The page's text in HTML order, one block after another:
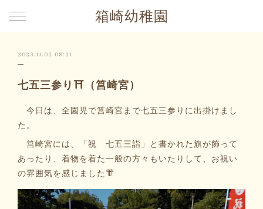
箱崎幼稚園
2023.11.02 08:21
七五三参り⛩（筥崎宮）
今日は、全園児で筥崎宮まで七五三参りに出掛けまし
た。
筥崎宮には、「祝 七五三詣」と書かれた旗が飾って
あったり、着物を着た一般の方々もいたりして、お祝い
の雰囲気を感じました👘